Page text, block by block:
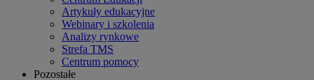
Artykuły edukacyjne
Webinary i szkolenia
Analizy rynkowe
Strefa TMS
Centrum pomocy
Pozostałe